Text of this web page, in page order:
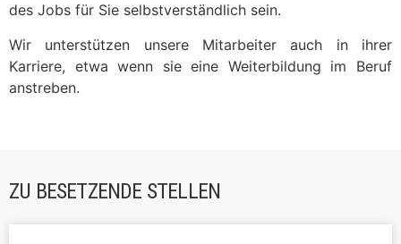
des Jobs für Sie selbstverständlich sein.
Wir unterstützen unsere Mitarbeiter auch in ihrer
Karriere, etwa wenn sie eine Weiterbildung im Beruf
anstreben.
ZU BESETZENDE STELLEN